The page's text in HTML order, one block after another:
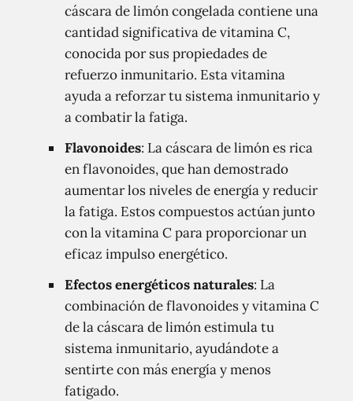
cáscara de limón congelada contiene una
cantidad significativa de vitamina C,
conocida por sus propiedades de
refuerzo inmunitario. Esta vitamina
ayuda a reforzar tu sistema inmunitario y
a combatir la fatiga.
Flavonoides: La cáscara de limón es rica
en flavonoides, que han demostrado
aumentar los niveles de energía y reducir
la fatiga. Estos compuestos actúan junto
con la vitamina C para proporcionar un
eficaz impulso energético.
Efectos energéticos naturales: La
combinación de flavonoides y vitamina C
de la cáscara de limón estimula tu
sistema inmunitario, ayudándote a
sentirte con más energía y menos
fatigado.